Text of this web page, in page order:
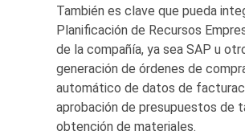
También es clave que pueda
Planificación de Recursos
de la compañía, ya sea SAP u
generación de órdenes de
automático de datos de
aprobación de presupuestos de
obtención de materiales.